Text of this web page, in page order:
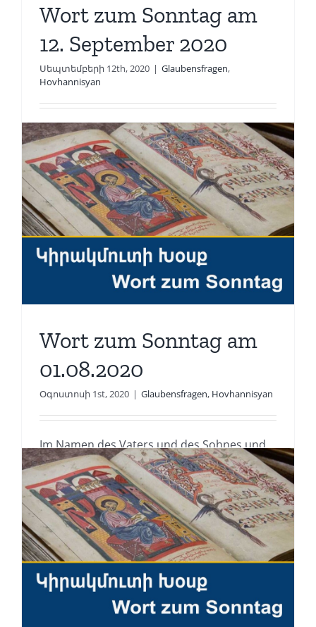
Wort zum Sonntag am
12. September 2020
Սեպտեմբերի 12th, 2020 | Glaubensfragen,
Hovhannisyan
Im Namen des Vater, des Sohnes und des
Heiligen [...]
Read More
Wort zum Sonntag am
01.08.2020
Օգոստոսի 1st, 2020 | Glaubensfragen, Hovhannisyan
Im Namen des Vaters und des Sohnes und
des Heiligen [...]
Read More